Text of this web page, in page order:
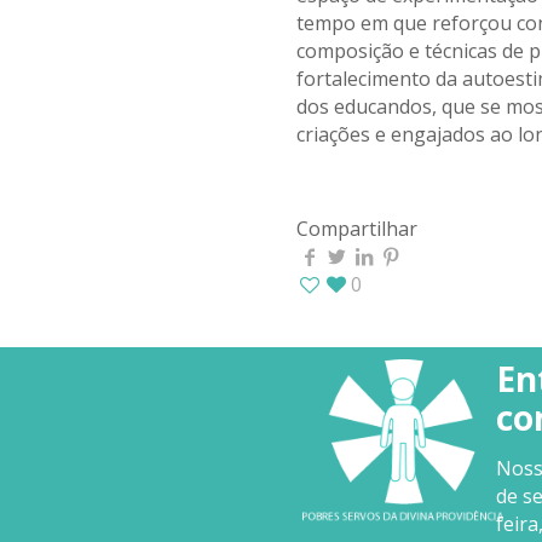
tempo em que reforçou
composição e técnicas de
fortalecimento da
dos educandos, que se
criações e engajados ao
Compartilhar
0
de
feira,